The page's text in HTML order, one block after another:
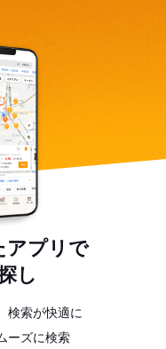
アプリで
し
検索が快適に
ーズに検索